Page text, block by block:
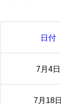
日付
7月4日
7月18日